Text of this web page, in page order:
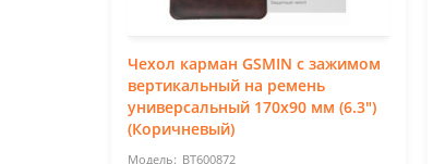
Чехол карман GSMIN с зажимом
вертикальный на ремень
универсальный 170x90 мм (6.3")
(Коричневый)
BT600872